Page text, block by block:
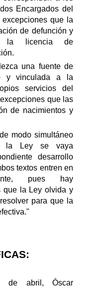
Encargados del
que la
de defunción y
la licencia de
una fuente de
y vinculada a la
servicios de
que las
de nacimientos y
modo simultáneo
la Ley se vaya
desarrollo
textos entren en
pues hay
que la Ley olvida y
para que la
de abril, Óscar